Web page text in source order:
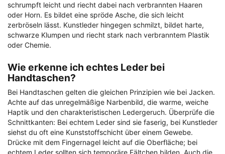
schrumpft leicht und riecht dabei nach verbrannten Haaren
oder Horn. Es bildet eine spröde Asche, die sich leicht
zerbröseln lässt. Kunstleder hingegen schmilzt, bildet harte,
schwarze Klumpen und riecht stark nach verbranntem Plastik
oder Chemie.
Wie erkenne ich echtes Leder bei
Handtaschen?
Bei Handtaschen gelten die gleichen Prinzipien wie bei Jacken.
Achte auf das unregelmäßige Narbenbild, die warme, weiche
Haptik und den charakteristischen Ledergeruch. Überprüfe die
Schnittkanten: Bei echtem Leder sind sie faserig, bei Kunstleder
siehst du oft eine Kunststoffschicht über einem Gewebe.
Drücke mit dem Fingernagel leicht auf die Oberfläche; bei